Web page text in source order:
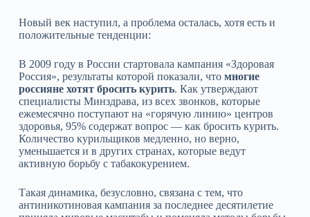
Новый век наступил, а проблема осталась, хотя есть и
положительные тенденции:
В 2009 году в России стартовала кампания «Здоровая
Россия», результаты которой показали, что многие
россияне хотят бросить курить. Как утверждают
специалисты Минздрава, из всех звонков, которые
ежемесячно поступают на «горячую линию» центров
здоровья, 95% содержат вопрос — как бросить курить.
Количество курильщиков медленно, но верно,
уменьшается и в других странах, которые ведут
активную борьбу с табакокурением.
Такая динамика, безусловно, связана с тем, что
антиникотиновая кампания за последнее десятилетие